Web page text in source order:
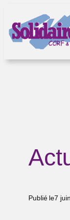
au
contenu
Publié le7